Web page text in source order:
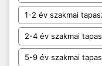
1-2 év szakmai
2-4 év szakmai
5-9 év szakmai